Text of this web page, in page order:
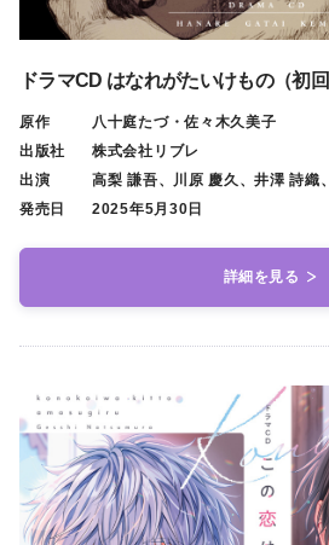
ドラマCD はなれがたいけもの（初回
原作
八十庭たづ・佐々木久美子
出版社
株式会社リブレ
出演
高梨 謙吾、川原 慶久、井澤 詩織
発売日
2025年5月30日
詳細を見る